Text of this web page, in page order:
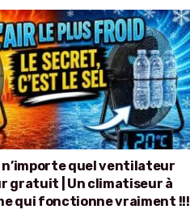
quel ventilateur
gratuit | Un climatiseur à
qui fonctionne vraiment !!!